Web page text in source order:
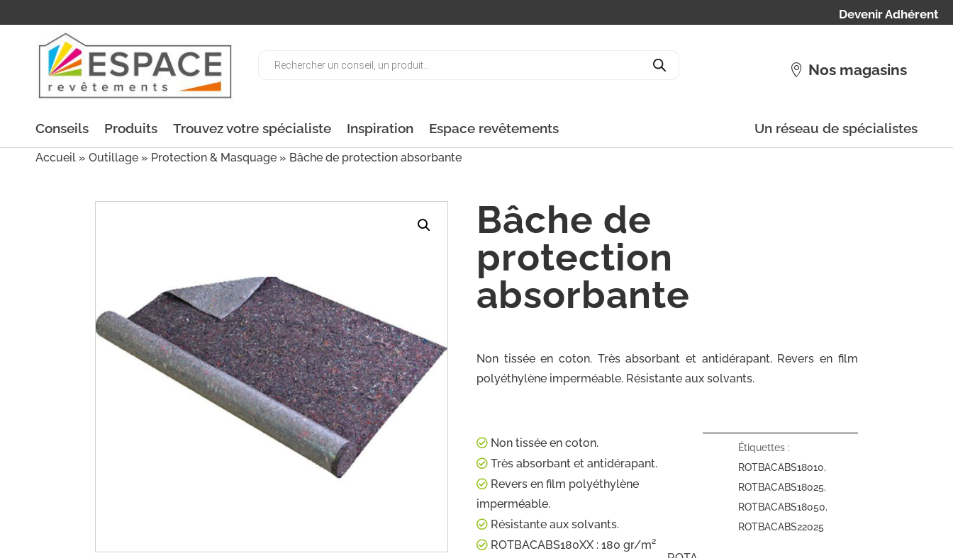
Devenir Adhérent
Nos magasins
Conseils Produits Trouvez votre spécialiste Inspiration Espace revêtements Un réseau de spécialistes
Accueil » Outillage » Protection & Masquage » Bâche de protection absorbante
Bâche de
protection
absorbante
Non tissée en coton. Très absorbant et antidérapant. Revers en film
polyéthylène imperméable. Résistante aux solvants.
Non tissée en coton.
Très absorbant et antidérapant.
Revers en film polyéthylène
imperméable.
Résistante aux solvants.
ROTBACABS180XX : 180 gr/m²
Étiquettes :
ROTBACABS18010,
ROTBACABS18025,
ROTBACABS18050,
ROTBACABS22025